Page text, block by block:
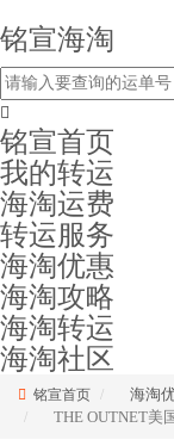
铭宣海淘
铭宣首页
我的转运
海淘运费
转运服务
海淘优惠
海淘攻略
海淘转运
海淘社区
铭宣首页 海淘
THE OUTNET美